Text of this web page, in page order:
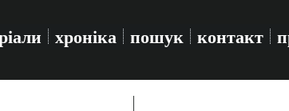
хроніка пошук контакт